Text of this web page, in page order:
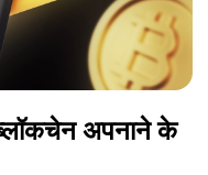
अपनाने के